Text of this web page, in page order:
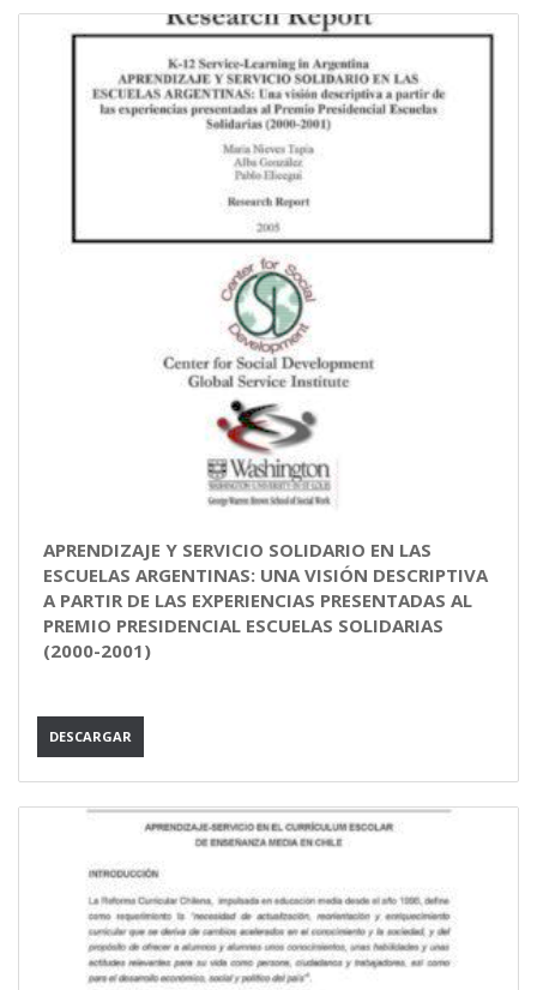
APRENDIZAJE Y SERVICIO SOLIDARIO EN LAS
ESCUELAS ARGENTINAS: UNA VISIÓN DESCRIPTIVA
A PARTIR DE LAS EXPERIENCIAS PRESENTADAS AL
PREMIO PRESIDENCIAL ESCUELAS SOLIDARIAS
(2000-2001)
DESCARGAR